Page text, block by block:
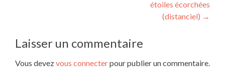
étoiles écorchées
(distanciel) →
Laisser un commentaire
Vous devezvous connecterpour publier un commentaire.